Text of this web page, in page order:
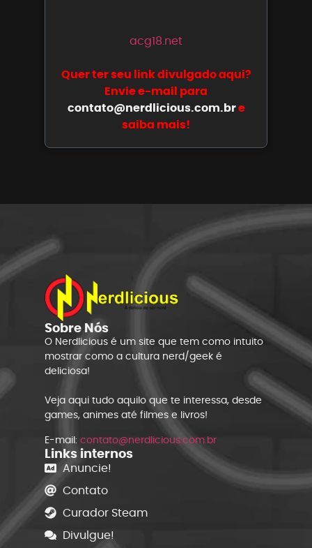
acg18.net
Quer ter seu link divulgado aqui?
Envie e-mail para
contato@nerdlicious.com.bre
saiba mais!
Sobre Nós
O Nerdlicious é um site que tem como intuito
mostrar como a cultura nerd/geek é
deliciosa!
Veja aqui tudo aquilo que te interessa, desde
games, animes até filmes e livros!
E-mail: contato@nerdlicious.com.br
Links internos
Anuncie!
Contato
Curador Steam
Divulgue!